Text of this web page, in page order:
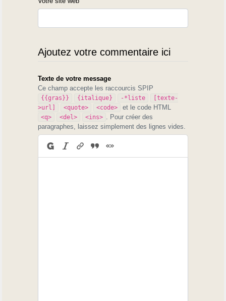
Ajoutez votre commentaire ici
Texte de votre message
Ce champ accepte les raccourcis SPIP
{{gras}} {italique} -*liste
[texte-
>url]
<quote> <code> et le code HTML
<q> <del> <ins>
. Pour créer des
paragraphes, laissez simplement des lignes vides.